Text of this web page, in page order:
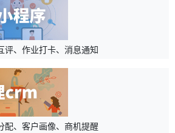
评、作业打卡、消息通知
配、客户画像、商机提醒